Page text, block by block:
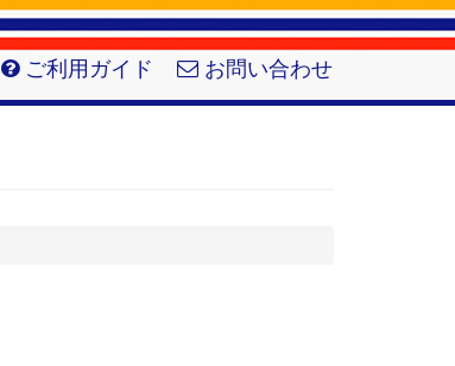
ご利用ガイド お問い合わせ